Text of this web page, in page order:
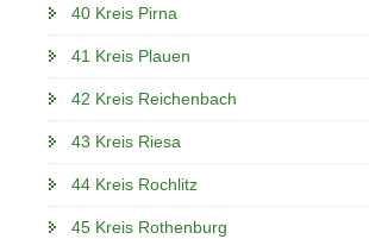
40 Kreis Pirna
41 Kreis Plauen
42 Kreis Reichenbach
43 Kreis Riesa
44 Kreis Rochlitz
45 Kreis Rothenburg